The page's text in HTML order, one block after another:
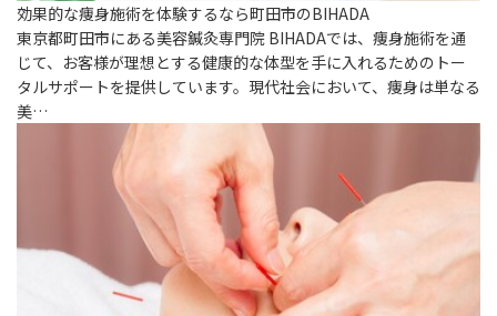
効果的な痩身施術を体験するなら町田市のBIHADA
東京都町田市にある美容鍼灸専門院 BIHADAでは、痩身施術を通
じて、お客様が理想とする健康的な体型を手に入れるためのトー
タルサポートを提供しています。現代社会において、痩身は単なる
美…